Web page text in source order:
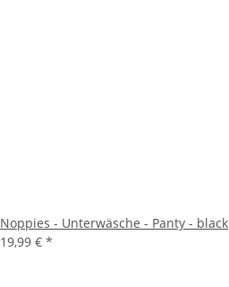
Noppies - Unterwäsche - Panty - black
19,99 € *